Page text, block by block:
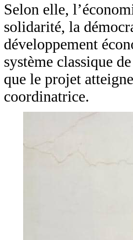
Selon elle,
solidarité, la
développement
système classique
que le projet
coordinatrice.